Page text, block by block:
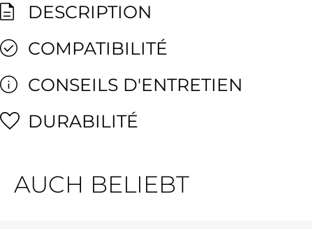
DESCRIPTION
COMPATIBILITÉ
CONSEILS D'ENTRETIEN
DURABILITÉ
AUCH BELIEBT